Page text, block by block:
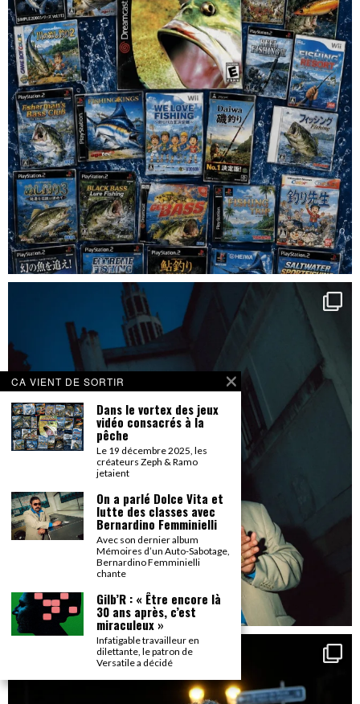
CA VIENT DE SORTIR
Dans le vortex des jeux
vidéo consacrés à la
pêche
Le 19 décembre 2025, les
créateurs Zeph & Ramo
jetaient
On a parlé Dolce Vita et
lutte des classes avec
Bernardino Femminielli
Avec son dernier album
Mémoires d’un Auto-Sabotage,
Bernardino Femminielli
chante
Gilb’R : « Être encore là
30 ans après, c’est
miraculeux »
Infatigable travailleur en
dilettante, le patron de
Versatile a décidé